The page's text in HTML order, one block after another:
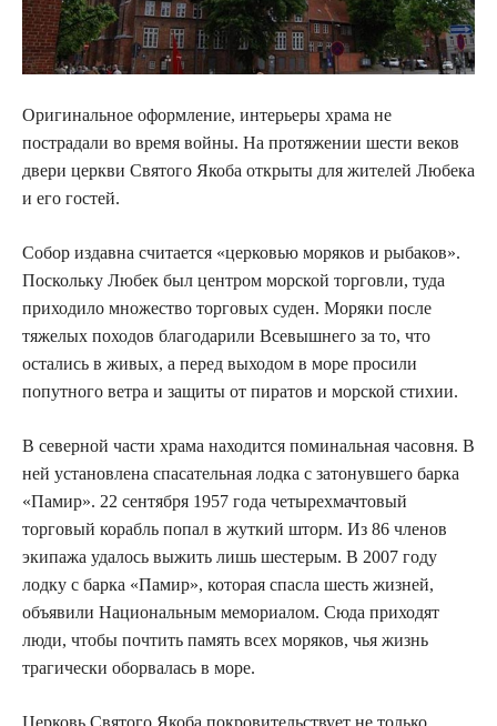
Оригинальное оформление, интерьеры храма не
пострадали во время войны. На протяжении шести веков
двери церкви Святого Якоба открыты для жителей Любека
и его гостей.
Собор издавна считается «церковью моряков и рыбаков».
Поскольку Любек был центром морской торговли, туда
приходило множество торговых суден. Моряки после
тяжелых походов благодарили Всевышнего за то, что
остались в живых, а перед выходом в море просили
попутного ветра и защиты от пиратов и морской стихии.
В северной части храма находится поминальная часовня. В
ней установлена спасательная лодка с затонувшего барка
«Памир». 22 сентября 1957 года четырехмачтовый
торговый корабль попал в жуткий шторм. Из 86 членов
экипажа удалось выжить лишь шестерым. В 2007 году
лодку с барка «Памир», которая спасла шесть жизней,
объявили Национальным мемориалом. Сюда приходят
люди, чтобы почтить память всех моряков, чья жизнь
трагически оборвалась в море.